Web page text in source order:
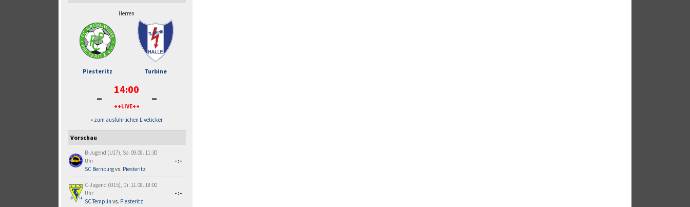
Herren
Piesteritz Turbine
- 14:00
++LIVE++ -
» zum ausführlichen Liveticker
Vorschau
B-Jugend (U17), So. 09.08. 11:30
Uhr
SC Bernburgvs. Piesteritz
-:-
C-Jugend (U15), Di. 11.08. 18:00
Uhr
SC Templin vs. Piesteritz
-:-